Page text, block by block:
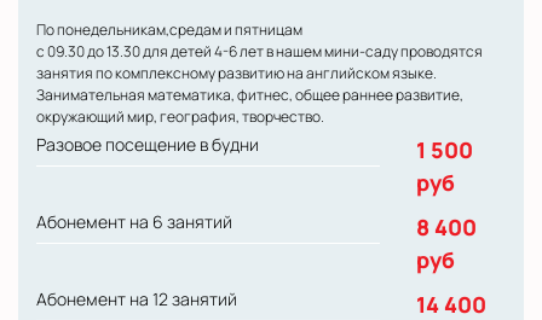
По понедельникам,средам и пятницам
с 09.30 до 13.30 для детей 4-6 лет в нашем мини-саду проводятся
занятия по комплексному развитию на английском языке.
Занимательная математика, фитнес, общее раннее развитие,
окружающий мир, география, творчество.
Разовое посещение в будни
1 500
руб
Абонемент на 6 занятий
8 400
руб
Абонемент на 12 занятий
14 400